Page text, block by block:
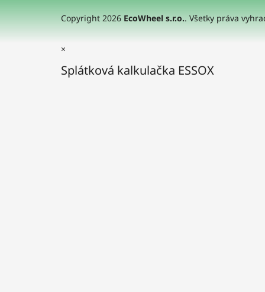
Copyright 2026 EcoWheel s.r.o.. Všetky práva
×
Splátková kalkulačka ESSOX